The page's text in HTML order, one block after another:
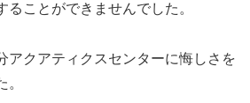
ことができませんでした。
アクアティクスセンターに悔しさを